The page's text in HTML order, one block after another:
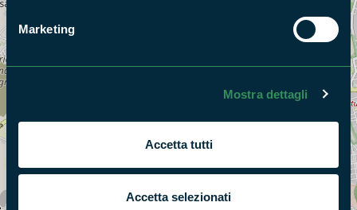
Marketing
Mostra dettagli
Accetta tutti
Accetta selezionati